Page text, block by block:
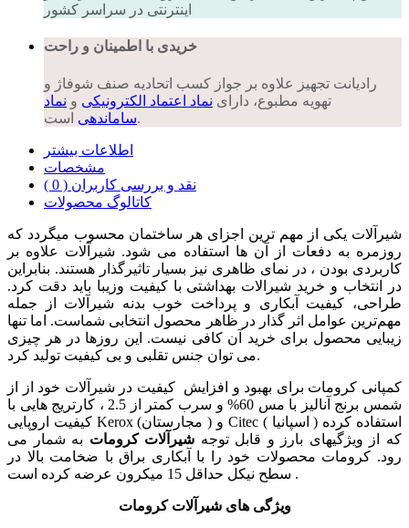
اینترنتی در سراسر کشور
خریدی با اطمینان و راحت
رادیانت تجهیز علاوه بر جواز کسب اتحادیه صنف شوفاژ و
تهویه مطبوع، دارای نماد اعتماد الکترونیکی و نماد
ساماندهیاست.
اطلاعات بیشتر
مشخصات
نقد و بررسی کاربران ( 0 )
کاتالوگ محصولات
شیرآلات یکی از مهم ترین اجزای هر ساختمان محسوب میگردد که
روزمره به دفعات از آن ها استفاده می شود. شیرآلات علاوه بر
کاربردی بودن ، در نمای ظاهری نیز بسیار تاثیرگذار هستند. بنابراین
در انتخاب و خرید شیرالات بهداشتی با کیفیت وزیبا باید دقت کرد.
طراحی، کیفیت آبکاری و پرداخت خوب بدنه شیرآلات از جمله
مهم‌ترین عوامل اثر گذار در ظاهر محصول انتخابی شماست. اما تنها
زیبایی محصول برای خرید آن کافی نیست. این روزها در هر چیزی
می توان جنس تقلبی و بی کیفیت تولید کرد.
کمپانی کرومات برای بهبود و افزایش کیفیت در شیرآلات خود از از
شمس برنج آنالیز با مس 60% و سرب کمتر از 2.5 ، کارتریج هایی با
کیفیت اروپایی Kerox (مجارستان ) و Citec ( اسپانیا ) استفاده کرده
که از ویژگیهای بارز و قابل توجه شیرآلات کرومات به شمار می
رود. کرومات محصولات خود را با آبکاری براق با ضخامت بالا در
سطح نیکل حداقل 15 میکرون عرضه کرده است .
ویژگی های شیرآلات کرومات